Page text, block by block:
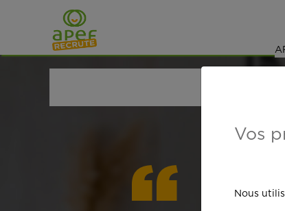
Navigation
Saut au contenu
On
Vos
Nous